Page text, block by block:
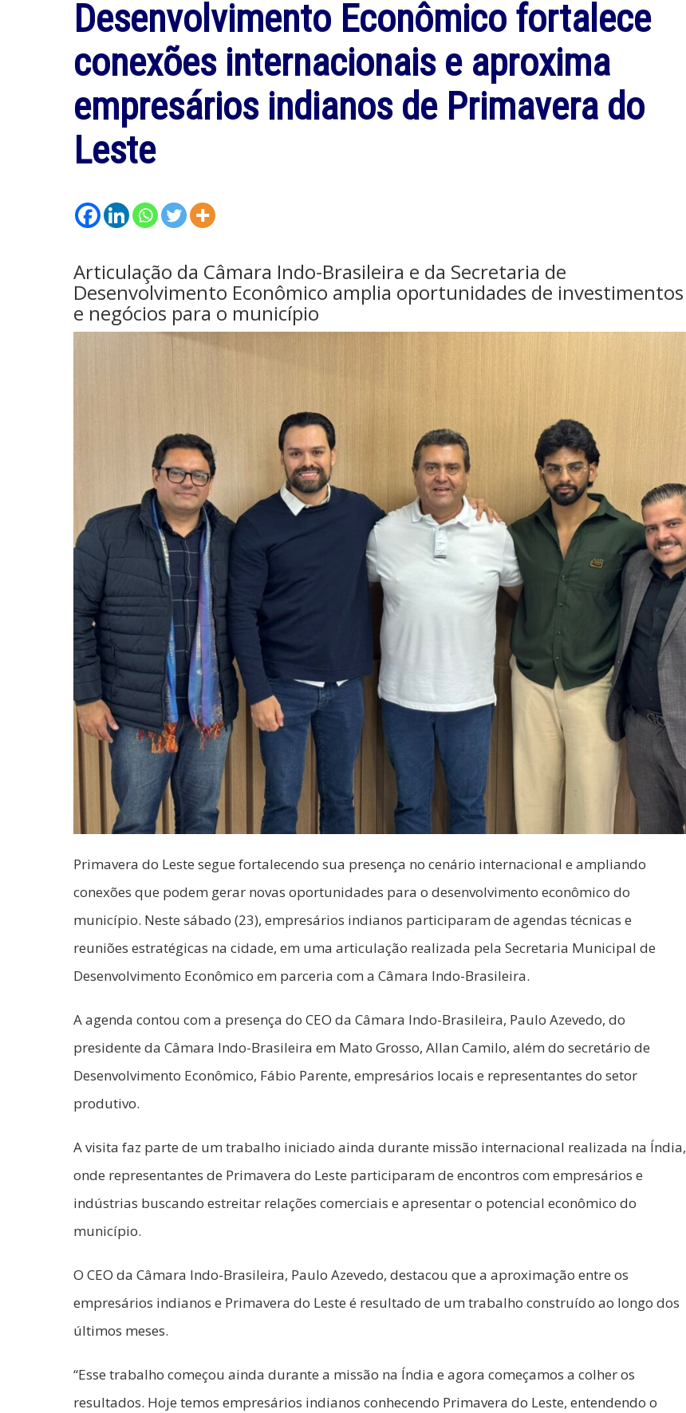
Desenvolvimento Econômico fortalece
conexões internacionais e aproxima
empresários indianos de Primavera do
Leste
Articulação da Câmara Indo-Brasileira e da Secretaria de
Desenvolvimento Econômico amplia oportunidades de investimentos
e negócios para o município
Primavera do Leste segue fortalecendo sua presença no cenário internacional e ampliando
conexões que podem gerar novas oportunidades para o desenvolvimento econômico do
município. Neste sábado (23), empresários indianos participaram de agendas técnicas e
reuniões estratégicas na cidade, em uma articulação realizada pela Secretaria Municipal de
Desenvolvimento Econômico em parceria com a Câmara Indo-Brasileira.
A agenda contou com a presença do CEO da Câmara Indo-Brasileira, Paulo Azevedo, do
presidente da Câmara Indo-Brasileira em Mato Grosso, Allan Camilo, além do secretário de
Desenvolvimento Econômico, Fábio Parente, empresários locais e representantes do setor
produtivo.
A visita faz parte de um trabalho iniciado ainda durante missão internacional realizada na Índia,
onde representantes de Primavera do Leste participaram de encontros com empresários e
indústrias buscando estreitar relações comerciais e apresentar o potencial econômico do
município.
O CEO da Câmara Indo-Brasileira, Paulo Azevedo, destacou que a aproximação entre os
empresários indianos e Primavera do Leste é resultado de um trabalho construído ao longo dos
últimos meses.
“Esse trabalho começou ainda durante a missão na Índia e agora começamos a colher os
resultados. Hoje temos empresários indianos conhecendo Primavera do Leste, entendendo o